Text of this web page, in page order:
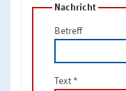
Nachricht
Betreff
Text *